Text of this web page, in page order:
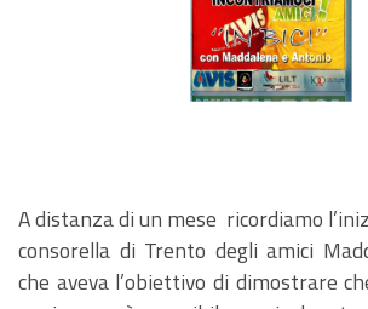
A distanza di un mese ricordiamo
consorella di Trento degli amici
che aveva l’obiettivo di dimostrare